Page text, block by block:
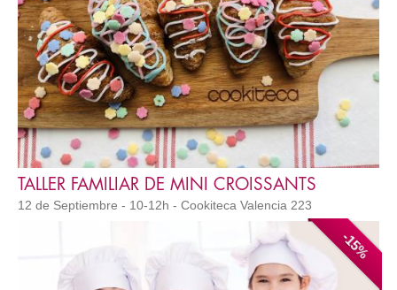
TALLER FAMILIAR DE MINI CROISSANTS
12 de Septiembre - 10-12h - Cookiteca Valencia 223
-15%